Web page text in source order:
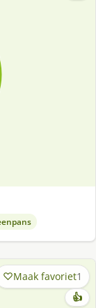
Maak favoriet1
👍